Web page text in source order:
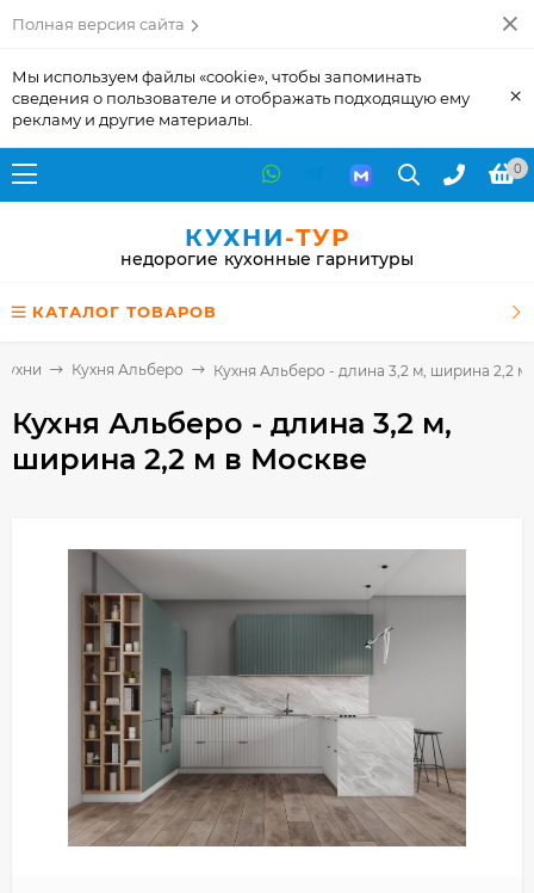
Полная версия сайта
Мы используем файлы «cookie», чтобы запоминать
сведения о пользователе и отображать подходящую ему
рекламу и другие материалы.
×
0
КУХНИ-ТУР
недорогие кухонные гарнитуры
КАТАЛОГ ТОВАРОВ
Кухня Альберо Кухня Альберо - длина 3,2 м, ширина 2,2 м
Кухня Альберо - длина 3,2 м,
ширина 2,2 м в Москве